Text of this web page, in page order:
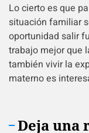
Lo cierto es que
situación familiar
oportunidad salir
trabajo mejor que
también vivir la
materno es
Deja una